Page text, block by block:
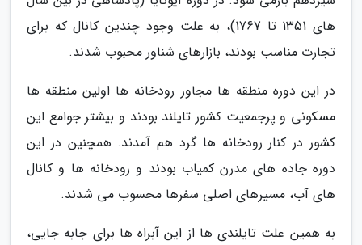
های 1351 تا 1767)، به علت وجود چندین کانال که برای
تجارت مناسب بودند، بازارهای شناور محبوب شدند.
در این دوره منطقه ها مجاور رودخانه ها اولین منطقه ها
مسکونی و پرجمعیت کشور تایلند بودند و بیشتر جوامع این
کشور در کنار رودخانه ها گرد هم آمدند. همچنین در این
دوره جاده های مدرن کمیاب بودند و رودخانه ها و کانال
های آب، مسیرهای اصلی سفرها محسوب می شدند.
به همین علت تایلندی ها از این آبراه ها برای جابه جایی،